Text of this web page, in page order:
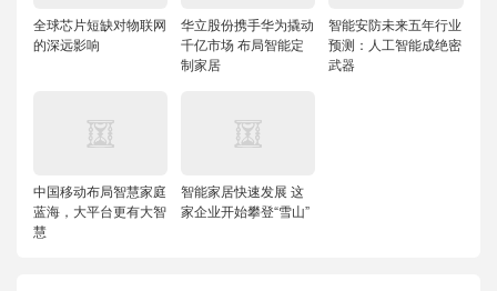
全球芯片短缺对物联网
的深远影响
华立股份携手华为撬动
千亿市场 布局智能定
制家居
智能安防未来五年行业
预测：人工智能成绝密
武器
中国移动布局智慧家庭
蓝海，大平台更有大智
慧
智能家居快速发展 这
家企业开始攀登“雪山”